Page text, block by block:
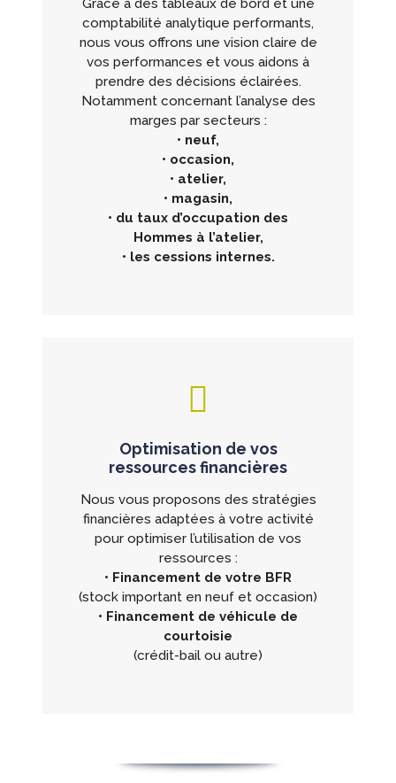
Grâce à des tableaux de bord et une
comptabilité analytique performants,
nous vous offrons une vision claire de
vos performances et vous aidons à
prendre des décisions éclairées.
Notamment concernant l’analyse des
marges par secteurs :
• neuf,
• occasion,
• atelier,
• magasin,
• du taux d’occupation des
Hommes à l’atelier,
• les cessions internes.
Optimisation de vos
ressources financières
Nous vous proposons des stratégies
financières adaptées à votre activité
pour optimiser l’utilisation de vos
ressources :
• Financement de votre BFR
(stock important en neuf et occasion)
• Financement de véhicule de
courtoisie
(crédit-bail ou autre)